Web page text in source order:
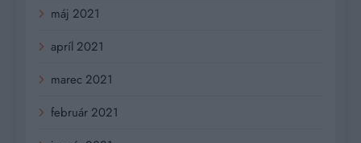
máj 2021
apríl 2021
marec 2021
február 2021